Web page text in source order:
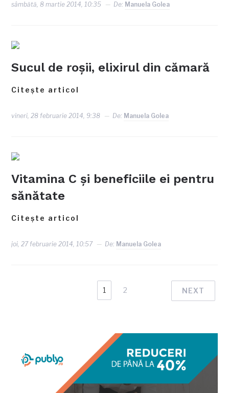
sâmbătă, 8 martie 2014, 10:35 De: Manuela Golea
Sucul de roşii, elixirul din cămară
Citește articol
vineri, 28 februarie 2014, 9:38 De: Manuela Golea
Vitamina C şi beneficiile ei pentru
sănătate
Citește articol
joi, 27 februarie 2014, 10:57 De: Manuela Golea
1 2 NEXT